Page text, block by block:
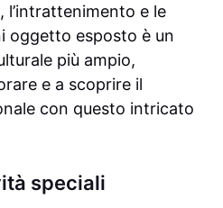
l’intrattenimento e le
oggetto esposto è un
più ampio,
e a scoprire il
con questo intricato
speciali